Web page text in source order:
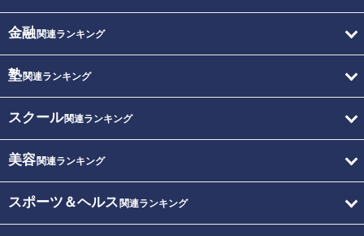
金融関連ランキング
塾関連ランキング
スクール関連ランキング
美容関連ランキング
スポーツ＆ヘルス 関連ランキング